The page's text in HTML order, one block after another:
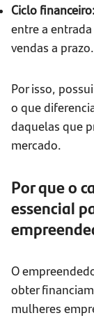
Ciclo financeiro:
entre a
vendas a prazo.
Por isso,
o que
daquelas que
mercado.
Por que o
essencial
O
obter
mulheres